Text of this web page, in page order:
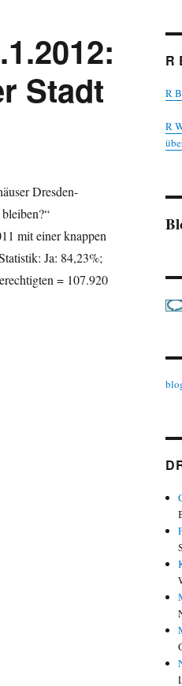
Stadt
Dresden-
mit einer knappen
Ja: 84,23%;
= 107.920
als Eigenbetriebe der Stadt
R
R
R